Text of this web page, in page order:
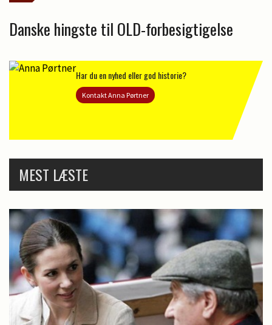
Danske hingste til OLD-forbesigtigelse
Har du en nyhed eller god historie?
Kontakt Anna Pørtner
MEST LÆSTE